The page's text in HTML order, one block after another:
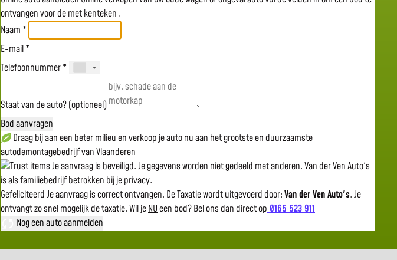
ontvangen voor demet kenteken .
Naam *
E-mail *
Telefoonnummer *
Staat van de auto? (optioneel)
Bod aanvragen
Draag bij aan een beter milieu en verkoop je auto nu aan het grootste en duurzaamste
autodemontagebedrijf van Vlaanderen
Je aanvraag is beveiligd. Je gegevens worden niet gedeeld met anderen. Van der Ven Auto's
is als familiebedrijf betrokken bij je privacy.
GefeliciteerdJe aanvraag is correct ontvangen. De Taxatie wordt uitgevoerd door:Van der Ven Auto's.Je
ontvangt zo snel mogelijk de taxatie.Wil jeNUeen bod? Bel ons dan direct op 0165 523 911
Nog een auto aanmelden